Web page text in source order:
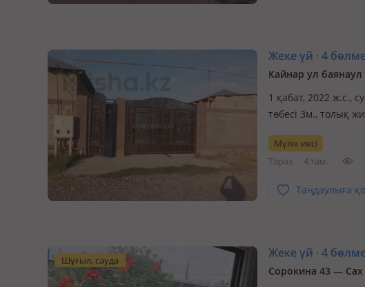
Жеке үй · 4
Кайнар ул баянаул
1 қабат, 2022 ж.с.,
төбесі 3м., толық
жакын жерде
по…
Мүлік иесі
Тараз
4 там.
Таңдаулыға
Шұғыл, сауда Жеке үй · 4
Сорокина 43 — Сах